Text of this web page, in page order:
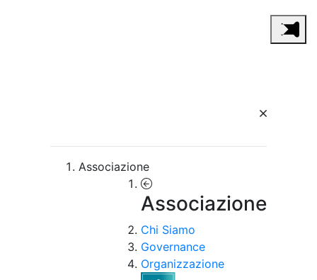
Associazione
Associazione
Chi Siamo
Governance
Organizzazione